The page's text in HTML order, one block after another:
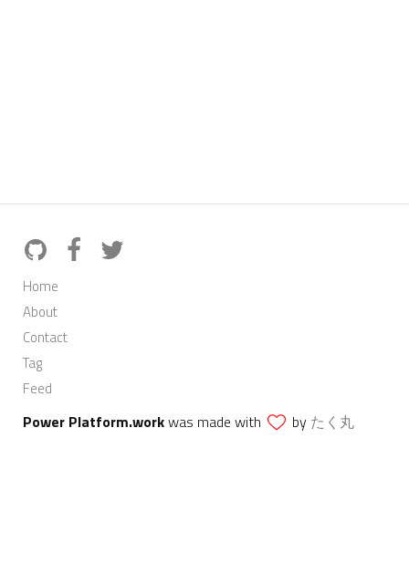
Home
About
Contact
Tag
Feed
Power Platform.workwas made with by たく丸